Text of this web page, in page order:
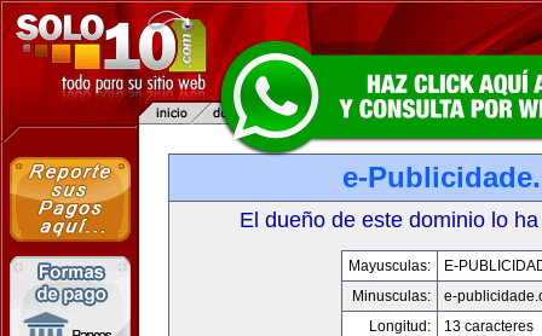
e-
El dueño de este dominio lo
Mayusculas:
E-
Minusculas:
e-
Longitud:
13 caracteres